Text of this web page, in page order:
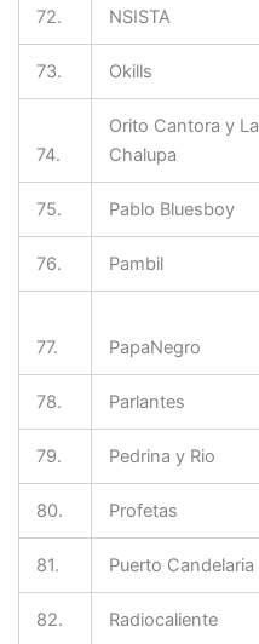
72. NSISTA
73. Okills
74.
Orito Cantora y La
Chalupa
75. Pablo Bluesboy
76. Pambil
77. PapaNegro
78. Parlantes
79. Pedrina y Rio
80. Profetas
81. Puerto Candelaria
82. Radiocaliente